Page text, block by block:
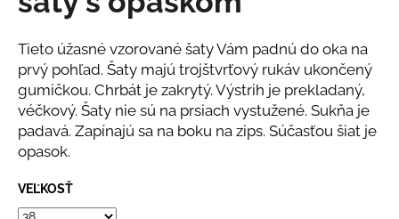
z
hviezdičiek.
Tieto úžasné vzorované šaty Vám padnú do oka na
prvý pohľad. Šaty majú trojštvrťový rukáv ukončený
gumičkou. Chrbát je zakrytý. Výstrih je prekladaný,
véčkový. Šaty nie sú na prsiach vystužené. Sukňa je
padavá. Zapínajú sa na boku na zips. Súčasťou šiat je
opasok.
VEĽKOSŤ
m
e
BLEDOMODRÝ
ŠTRUKTÚROVANÝ
KOSTÝM